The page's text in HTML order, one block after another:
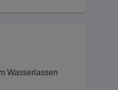
Wasserlassen